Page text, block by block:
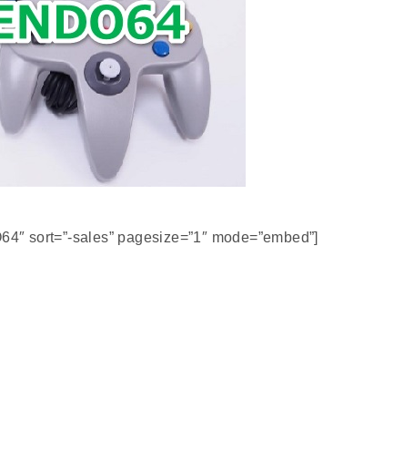
sort=”-sales” pagesize=”1″ mode=”embed”]